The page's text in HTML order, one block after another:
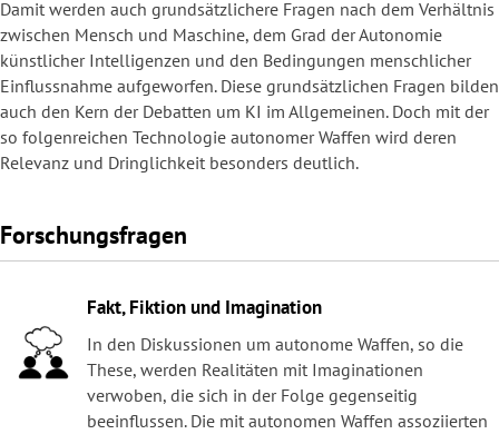
Damit werden auch grundsätzlichere Fragen nach dem Verhältnis
zwischen Mensch und Maschine, dem Grad der Autonomie
künstlicher Intelligenzen und den Bedingungen menschlicher
Einflussnahme aufgeworfen. Diese grundsätzlichen Fragen bilden
auch den Kern der Debatten um KI im Allgemeinen. Doch mit der
so folgenreichen Technologie autonomer Waffen wird deren
Relevanz und Dringlichkeit besonders deutlich.
Forschungsfragen
Fakt, Fiktion und Imagination
In den Diskussionen um autonome Waffen, so die
These, werden Realitäten mit Imaginationen
verwoben, die sich in der Folge gegenseitig
beeinflussen. Die mit autonomen Waffen assoziierten